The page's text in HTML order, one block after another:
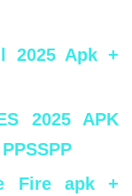
2025 Apk +
2025 APK
Fire apk +